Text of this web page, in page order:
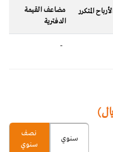
المتكرر
مضاعف القيمة
الدفترية
-
نصف
سنوي
سنوي